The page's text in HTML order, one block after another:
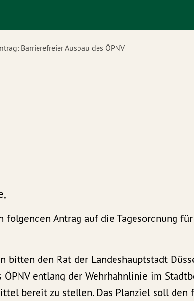
Barrierefreier Ausbau des ÖPNV
Antrag auf die Tagesordnung
bitten den Rat der Landeshauptstadt
ÖPNV entlang der Wehrhahnlinie im
bereit zu stellen. Das Planziel soll den